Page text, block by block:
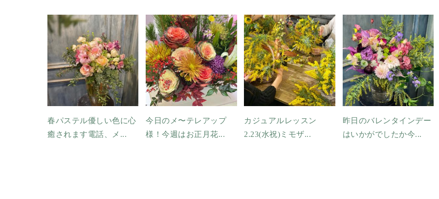
春パステル優しい色に心
癒されます電話、メ...
今日のメ〜テレアップ
様！今週はお正月花...
カジュアルレッスン
2.23(水祝)ミモザ...
昨日のバレンタインデー
はいかがでしたか今...